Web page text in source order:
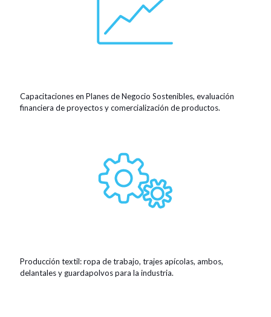
Capacitaciones en Planes de Negocio Sostenibles, evaluación
financiera de proyectos y comercialización de productos.
Producción textil: ropa de trabajo, trajes apícolas, ambos,
delantales y guardapolvos para la industria.